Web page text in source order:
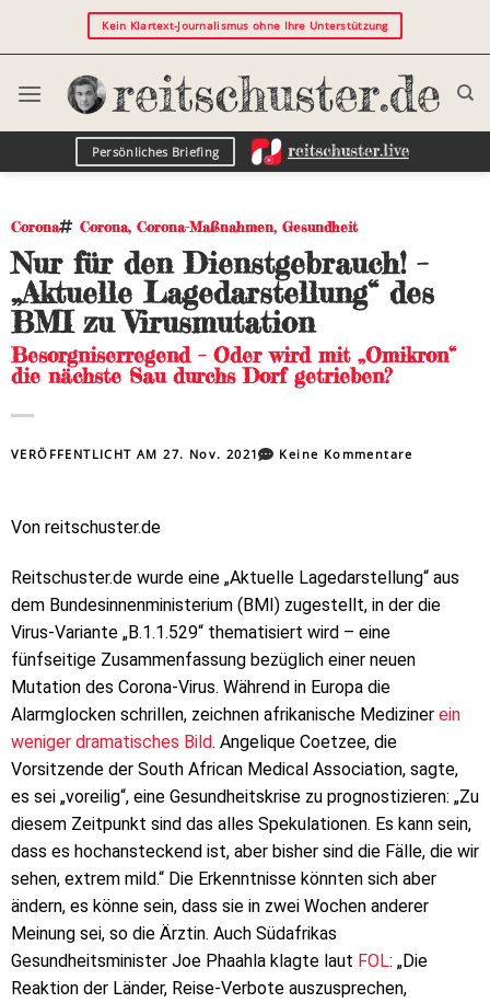
Kein Klartext-Journalismus ohne Ihre Unterstützung
Persönliches Briefing
Corona Corona, Corona-Maßnahmen, Gesundheit
Nur für den Dienstgebrauch! –
„Aktuelle Lagedarstellung“ des
BMI zu Virusmutation
Besorgniserregend – Oder wird mit „Omikron“
die nächste Sau durchs Dorf getrieben?
VERÖFFENTLICHT AM27. Nov. 2021 Keine Kommentare
Von reitschuster.de
Reitschuster.de wurde eine „Aktuelle Lagedarstellung“ aus
dem Bundesinnenministerium (BMI) zugestellt, in der die
Virus-Variante „B.1.1.529“ thematisiert wird – eine
fünfseitige Zusammenfassung bezüglich einer neuen
Mutation des Corona-Virus. Während in Europa die
Alarmglocken schrillen, zeichnen afrikanische Mediziner ein
weniger dramatisches Bild. Angelique Coetzee, die
Vorsitzende der South African Medical Association, sagte,
es sei „voreilig“, eine Gesundheitskrise zu prognostizieren: „Zu
diesem Zeitpunkt sind das alles Spekulationen. Es kann sein,
dass es hochansteckend ist, aber bisher sind die Fälle, die wir
sehen, extrem mild.“ Die Erkenntnisse könnten sich aber
ändern, es könne sein, dass sie in zwei Wochen anderer
Meinung sei, so die Ärztin. Auch Südafrikas
Gesundheitsminister Joe Phaahla klagte laut FOL: „Die
Reaktion der Länder, Reise-Verbote auszusprechen,